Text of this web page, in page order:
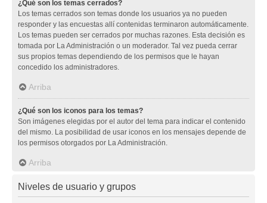
¿Qué son los temas cerrados?
Los temas cerrados son temas donde los usuarios ya no pueden
responder y las encuestas allí contenidas terminaron automáticamente.
Los temas pueden ser cerrados por muchas razones. Esta decisión es
tomada por La Administración o un moderador. Tal vez pueda cerrar
sus propios temas dependiendo de los permisos que le hayan
concedido los administradores.
Arriba
¿Qué son los iconos para los temas?
Son imágenes elegidas por el autor del tema para indicar el contenido
del mismo. La posibilidad de usar iconos en los mensajes depende de
los permisos otorgados por La Administración.
Arriba
Niveles de usuario y grupos